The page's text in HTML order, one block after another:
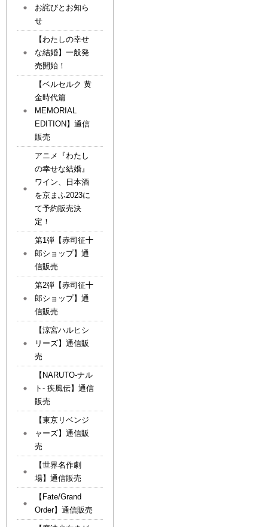
お詫びとお知ら
せ
【わたしの幸せ
な結婚】一般発
売開始！
【ベルセルク 黄
金時代篇
MEMORIAL
EDITION】通信
販売
アニメ『わたし
の幸せな結婚』
ワイン、日本酒
を京まふ2023に
て予約販売決
定！
第1弾【赤司征十
郎ショップ】通
信販売
第2弾【赤司征十
郎ショップ】通
信販売
【涼宮ハルヒシ
リーズ】通信販
売
【NARUTO-ナル
ト- 疾風伝】通信
販売
【東京リベンジ
ャーズ】通信販
売
【世界名作劇
場】通信販売
【Fate/Grand
Order】通信販売